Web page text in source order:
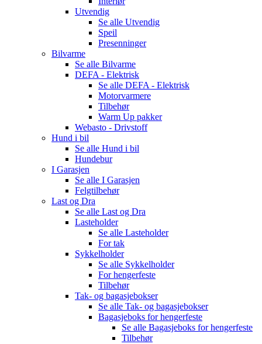
Utvendig
Se alle Utvendig
Speil
Presenninger
Bilvarme
Se alle Bilvarme
DEFA - Elektrisk
Se alle DEFA - Elektrisk
Motorvarmere
Tilbehør
Warm Up pakker
Webasto - Drivstoff
Hund i bil
Se alle Hund i bil
Hundebur
I Garasjen
Se alle I Garasjen
Felgtilbehør
Last og Dra
Se alle Last og Dra
Lasteholder
Se alle Lasteholder
For tak
Sykkelholder
Se alle Sykkelholder
For hengerfeste
Tilbehør
Tak- og bagasjebokser
Se alle Tak- og bagasjebokser
Bagasjeboks for hengerfeste
Se alle Bagasjeboks for hengerfeste
Tilbehør